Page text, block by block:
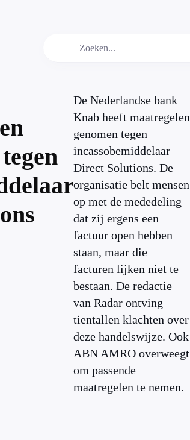
De Nederlandse bank
Knab heeft maatregelen
genomen tegen
incassobemiddelaar
Direct Solutions. De
organisatie belt mensen
op met de mededeling
dat zij ergens een
factuur open hebben
staan, maar die
facturen lijken niet te
bestaan. De redactie
van Radar ontving
tientallen klachten over
deze handelswijze. Ook
ABN AMRO overweegt
om passende
maatregelen te nemen.